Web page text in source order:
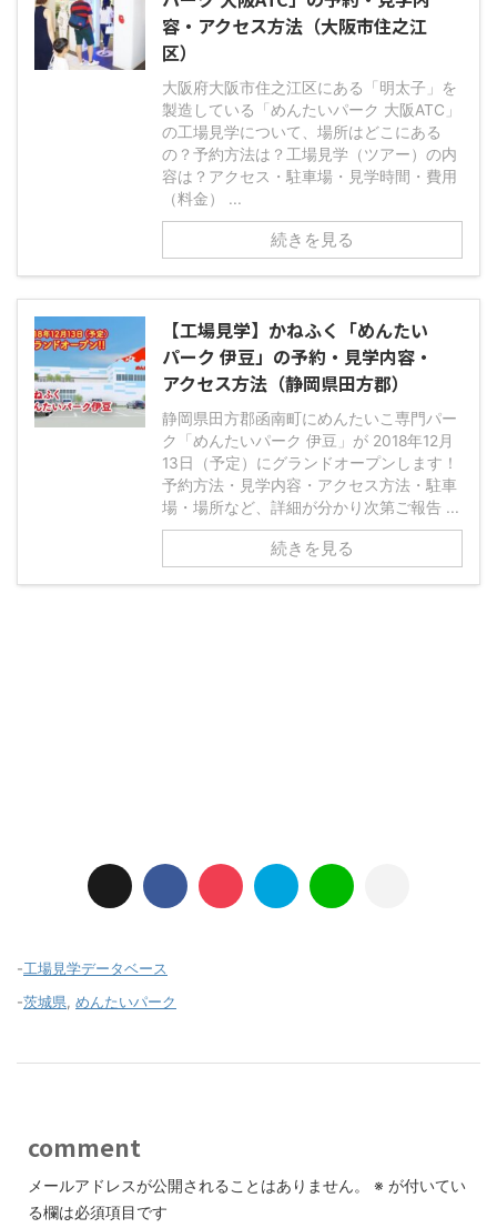
容・アクセス方法（大阪市住之江
区）
大阪府大阪市住之江区にある「明太子」を
製造している「めんたいパーク 大阪ATC」
の工場見学について、場所はどこにある
の？予約方法は？工場見学（ツアー）の内
容は？アクセス・駐車場・見学時間・費用
（料金） ...
続きを見る
【工場見学】かねふく「めんたい
パーク 伊豆」の予約・見学内容・
アクセス方法（静岡県田方郡）
静岡県田方郡函南町にめんたいこ専門パー
ク「めんたいパーク 伊豆」が 2018年12月
13日（予定）にグランドオープンします！
予約方法・見学内容・アクセス方法・駐車
場・場所など、詳細が分かり次第ご報告 ...
続きを見る
-工場見学データベース
-茨城県, めんたいパーク
comment
メールアドレスが公開されることはありません。 ※ が付いてい
る欄は必須項目です